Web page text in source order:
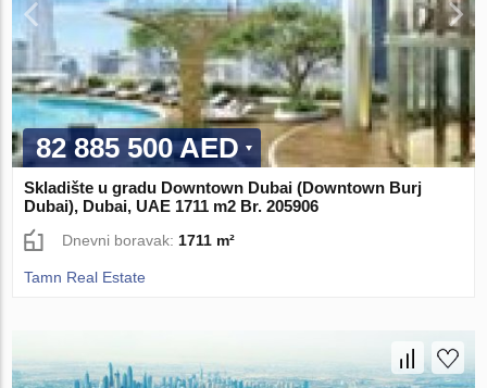
82 885 500 AED
Skladište u gradu Downtown Dubai (Downtown Burj
Dubai), Dubai, UAE 1711 m2 Br. 205906
Dnevni boravak: 1711 m²
Tamn Real Estate